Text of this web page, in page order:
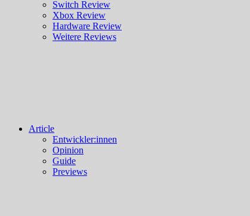
Switch Review
Xbox Review
Hardware Review
Weitere Reviews
Article
Entwickler:innen
Opinion
Guide
Previews